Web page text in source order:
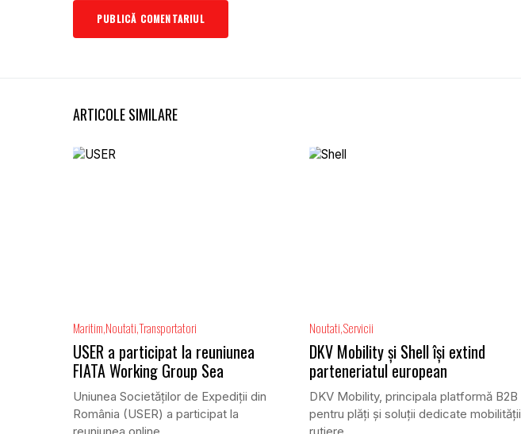
ARTICOLE SIMILARE
Maritim NoutatiTransportatori
USER a participat la reuniunea
FIATA Working Group Sea
Uniunea Societăților de Expediții din
România (USER) a participat la
Noutati Servicii
DKV Mobility și Shell își extind
parteneriatul european
DKV Mobility, principala platformă B2B
pentru plăți și soluții dedicate mobilității